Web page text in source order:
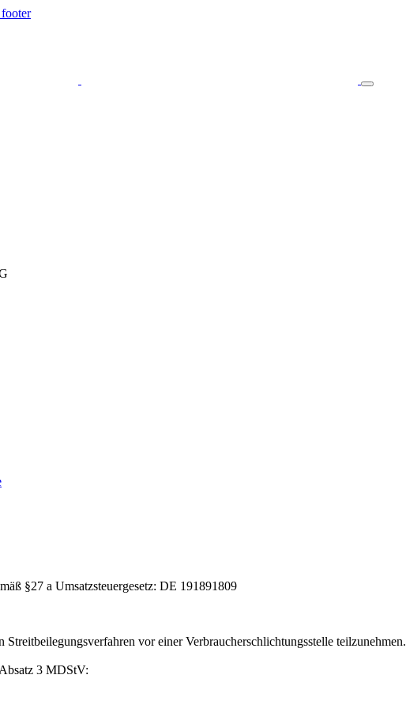
§27 a Umsatzsteuergesetz: DE 191891809
vor einer Verbraucherschlichtungsstelle teilzunehmen.
3 MDStV: